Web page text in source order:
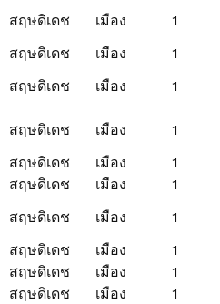
สฤษดิเดช เมือง
1
สฤษดิเดช เมือง
1
สฤษดิเดช เมือง 1
สฤษดิเดช เมือง
1
สฤษดิเดช เมือง
1
สฤษดิเดช เมือง
1
สฤษดิเดช เมือง
1
สฤษดิเดช เมือง
1
สฤษดิเดช เมือง
1
สฤษดิเดช เมือง
1